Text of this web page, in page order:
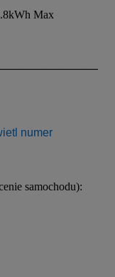
Max
numer
samochodu):